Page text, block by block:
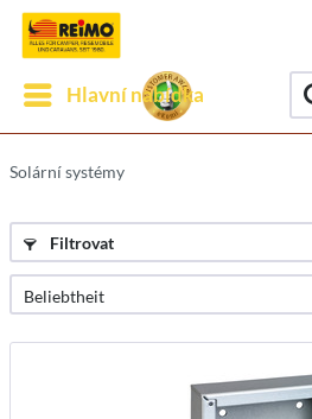
Hlavní nabídka
Solární systémy
Filtrovat